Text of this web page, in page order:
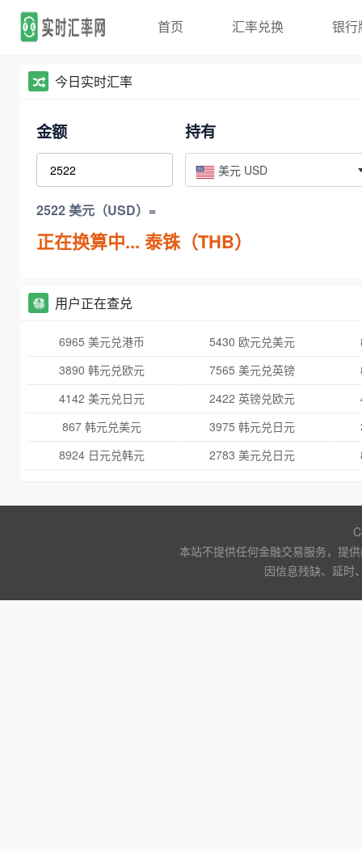
首页 汇率兑换 银行
今日实时汇率
金额 持有
美元 USD
2522 美元（USD）=
正在换算中... 泰铢（THB）
用户正在查兑
6965 美元兑港币 5430 欧元兑美元
3890 韩元兑欧元
7565 美元兑英镑
4142 美元兑日元
2422 英镑兑欧元
867 韩元兑美元
3975 韩元兑日元
8924 日元兑韩元
2783 美元兑日元
本站不提供任何金融交易服务，提
因信息残缺、延时